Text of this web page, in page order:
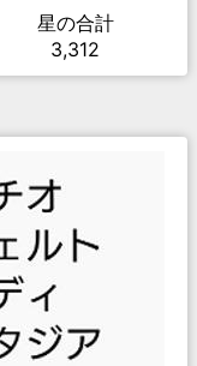
星の合計
3,312